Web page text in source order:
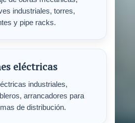
industriales, torres,
y pipe racks.
eléctricas
industriales,
arrancadores para
de distribución.